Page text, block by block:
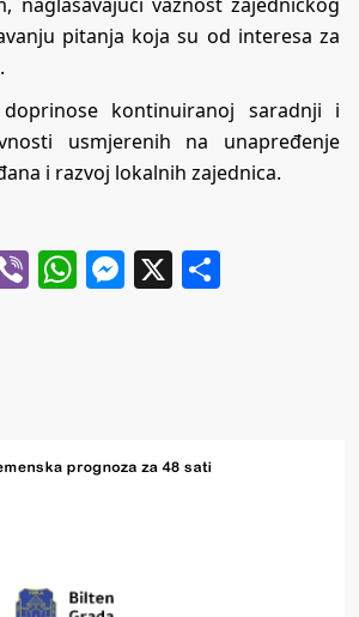
pitanja koja su od interesa za
kontinuiranoj saradnji i
usmjerenih na unapređenje
i razvoj lokalnih zajednica.
ViberWhatsApp
Messenger
X